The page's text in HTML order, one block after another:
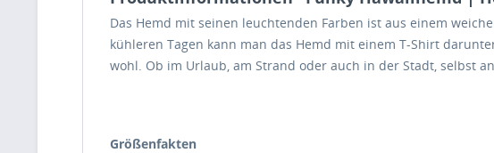
Das Hemd mit seinen leuchtenden Farben ist aus einem
kühleren Tagen kann man das Hemd mit einem T-Shirt
wohl. Ob im Urlaub, am Strand oder auch in der Stadt, selbst
Größenfakten